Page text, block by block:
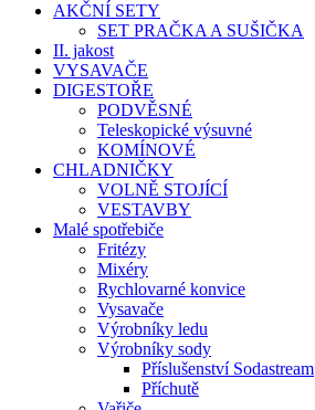
AKČNÍ SETY
SET PRAČKA A SUŠIČKA
II. jakost
VYSAVAČE
DIGESTOŘE
PODVĚSNÉ
Teleskopické výsuvné
KOMÍNOVÉ
CHLADNIČKY
VOLNĚ STOJÍCÍ
VESTAVBY
Malé spotřebiče
Fritézy
Mixéry
Rychlovarné konvice
Vysavače
Výrobníky ledu
Výrobníky sody
Příslušenství Sodastream
Příchutě